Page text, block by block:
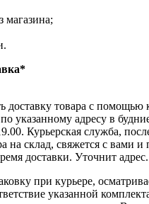
магазина;
доставку товара с помощью
указанному адресу в
Курьерская служба,
на склад, свяжется с вами и
доставки. Уточнит адрес.
при курьере,
указанной